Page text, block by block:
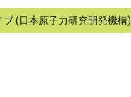
(日本原子力研究開発機構)